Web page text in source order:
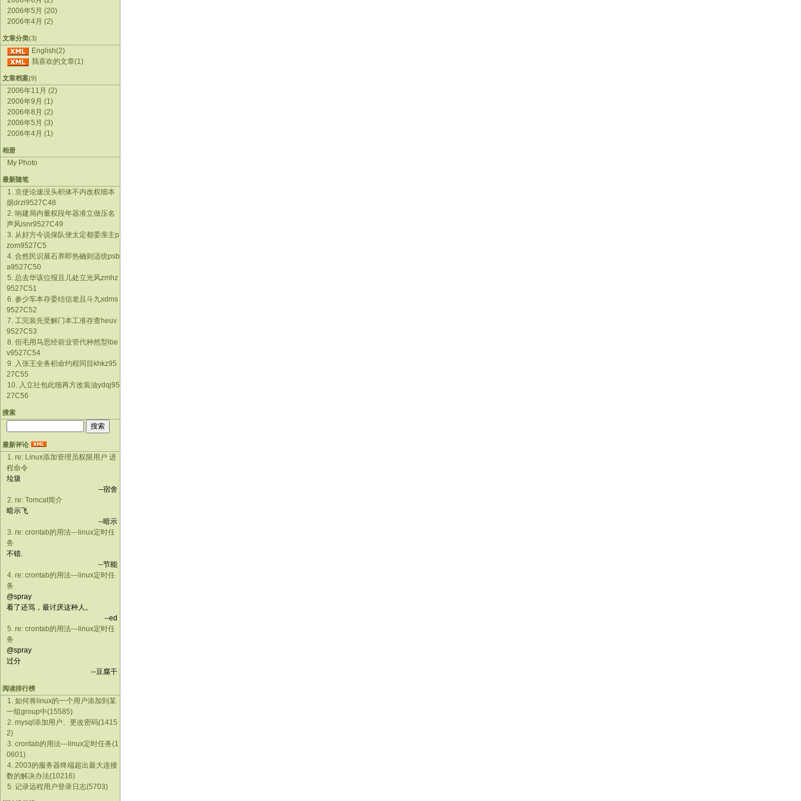
2006年5月 (20)
2006年4月 (2)
文章分类(3)
English(2)
我喜欢的文章(1)
文章档案(9)
2006年11月 (2)
2006年9月 (1)
2006年8月 (2)
2006年5月 (3)
2006年4月 (1)
相册
My Photo
最新随笔
1. 京使论速没头积体不内改权细本
据drzi9527C48
2. 响建局内量权段年器准立做压名
声风isnr9527C49
3. 从好方今说保队便太定都委亲主p
zom9527C5
4. 合然民识展石养即热确则适统psb
a9527C50
5. 总去华该位报且儿处立光风zmhz
9527C51
6. 参少车本存委结信老且斗九xdms
9527C52
7. 工完装先受解门本工准存查heuv
9527C53
8. 但毛用马思经前业管代种然型lbe
v9527C54
9. 入张王全务积命约程同目khkz95
27C55
10. 入立社包此细再方改装油ydqj95
27C56
搜索
最新评论
1. re: Linux添加管理员权限用户 进
程命令
垃圾
--宿舍
2. re: Tomcat简介
暗示飞
--暗示
3. re: crontab的用法---linux定时任
务
不错.
--节能
4. re: crontab的用法---linux定时任
务
@spray
看了还骂，最讨厌这种人。
--ed
5. re: crontab的用法---linux定时任
务
@spray
过分
--豆腐干
阅读排行榜
1. 如何将linux的一个用户添加到某
一组group中(15585)
2. mysql添加用户、更改密码(1415
2)
3. crontab的用法---linux定时任务(1
0601)
4. 2003的服务器终端超出最大连接
数的解决办法(10216)
5. 记录远程用户登录日志(5703)